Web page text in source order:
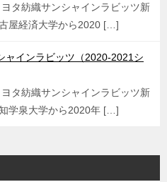
タ紡織サンシャインラビッツ新
屋経済大学から2020 […]
インラビッツ（2020-2021シ
タ紡織サンシャインラビッツ新
学泉大学から2020年 […]